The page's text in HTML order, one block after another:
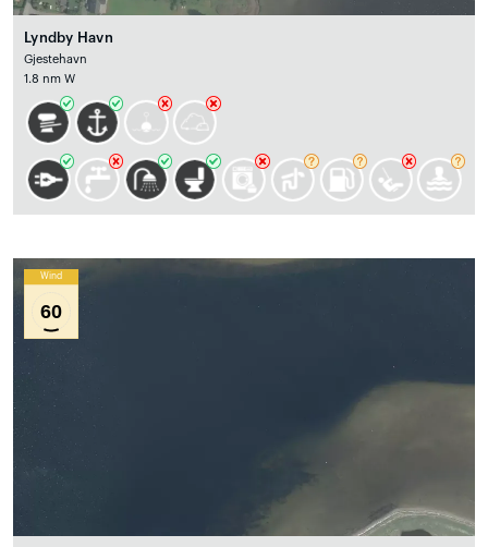
Lyndby Havn
Gjestehavn
1.8 nm W
Wind
60